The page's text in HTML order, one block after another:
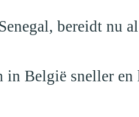
bereidt nu
in België sneller en